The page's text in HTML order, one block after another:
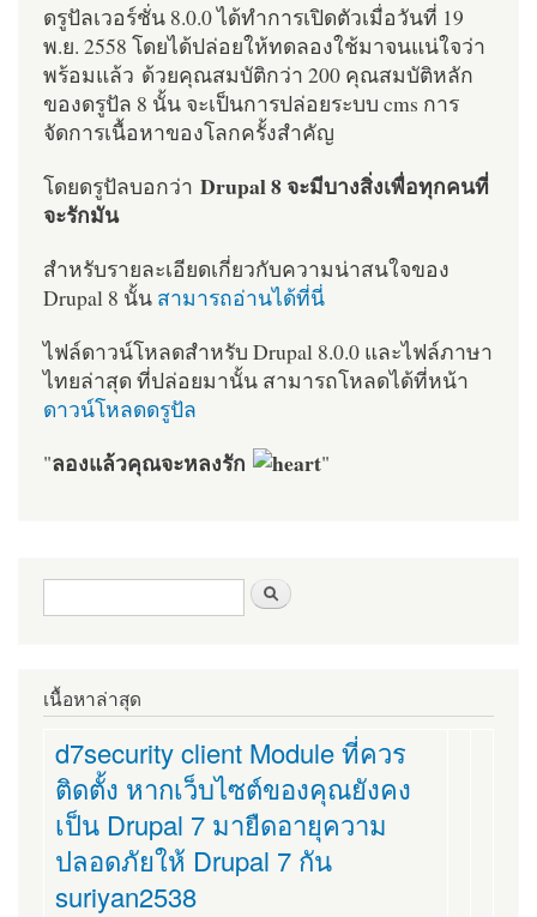
ดรูปัลเวอร์ชั่น 8.0.0 ได้ทำการเปิดตัวเมื่อวันที่ 19
พ.ย. 2558 โดยได้ปล่อยให้ทดลองใช้มาจนแน่ใจว่า
พร้อมแล้ว ด้วยคุณสมบัติกว่า 200 คุณสมบัติหลัก
ของดรูปัล 8 นั้น จะเป็นการปล่อยระบบ cms การ
จัดการเนื้อหาของโลกครั้งสำคัญ
โดยดรูปัลบอกว่า Drupal 8 จะมีบางสิ่งเพื่อทุกคนที่
จะรักมัน
สำหรับรายละเอียดเกี่ยวกับความน่าสนใจของ
Drupal 8 นั้น สามารถอ่านได้ที่นี่
ไฟล์ดาวน์โหลดสำหรับ Drupal 8.0.0 และไฟล์ภาษา
ไทยล่าสุด ที่ปล่อยมานั้น สามารถโหลดได้ที่หน้า
ดาวน์โหลดดรูปัล
"ลองแล้วคุณจะหลงรัก "
ฟอร์มค้นหา
เนื้อหาล่าสุด
d7security client Module ที่ควร
ติดตั้ง หากเว็บไซต์ของคุณยังคง
เป็น Drupal 7 มายืดอายุความ
ปลอดภัยให้ Drupal 7 กัน
suriyan2538